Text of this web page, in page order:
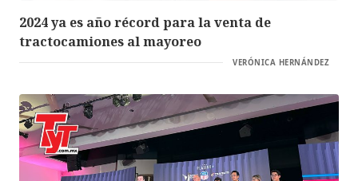
2024 ya es año récord para la venta de
tractocamiones al mayoreo
VERÓNICA HERNÁNDEZ